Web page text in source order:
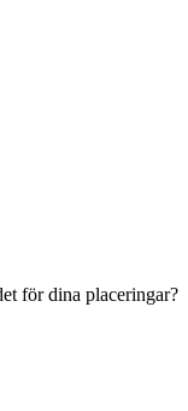
för dina placeringar?